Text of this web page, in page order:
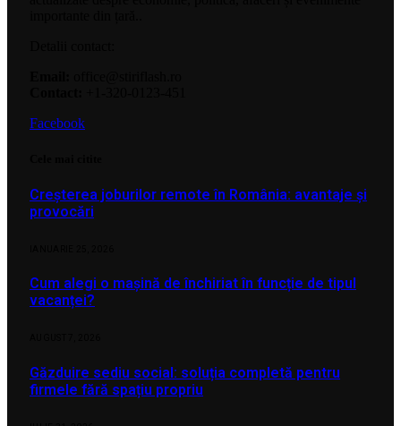
Facebook
Creșterea joburilor remote în România: avantaje și
provocări
Cum alegi o mașină de închiriat în funcție de tipul
vacanței?
Găzduire sediu social: soluția completă pentru
firmele fără spațiu propriu